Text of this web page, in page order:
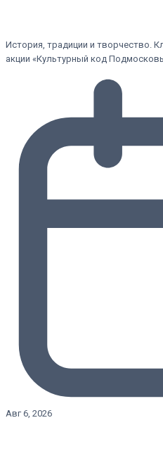
История, традиции и творчество.
акции «Культурный код
Авг 6, 2026